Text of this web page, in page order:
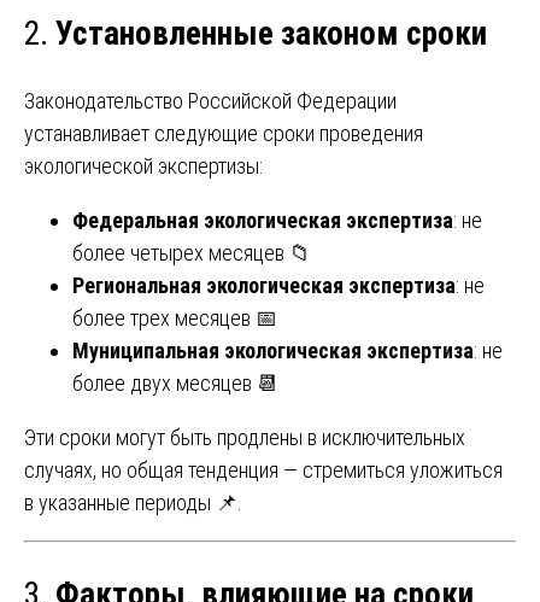
2. Установленные законом сроки
Законодательство Российской Федерации
устанавливает следующие сроки проведения
экологической экспертизы:
Федеральная экологическая экспертиза: не
более четырех месяцев 📁
Региональная экологическая экспертиза: не
более трех месяцев 📅
Муниципальная экологическая экспертиза: не
более двух месяцев 📆
Эти сроки могут быть продлены в исключительных
случаях, но общая тенденция — стремиться уложиться
в указанные периоды 📌.